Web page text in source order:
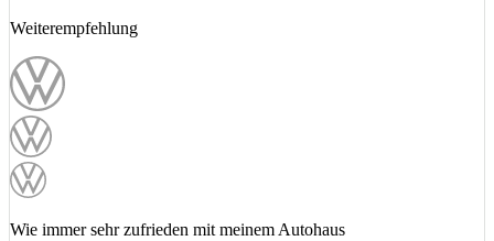
Weiterempfehlung
Wie immer sehr zufrieden mit meinem Autohaus